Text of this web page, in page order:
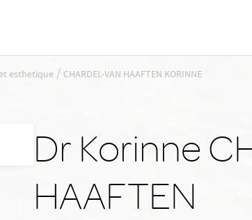
esthetique/ CHARDEL-VAN HAAFTEN KORINNE
Dr Korinne
HAAFTEN